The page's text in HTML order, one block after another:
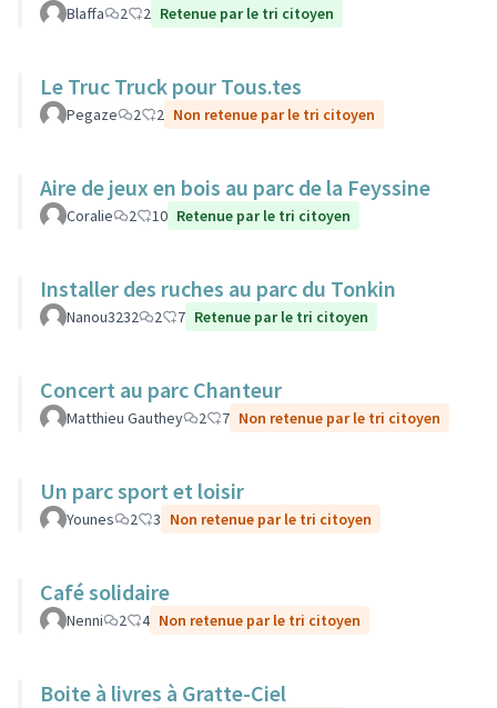
Blaffa 2 2 Retenue par le tri citoyen
Le Truc Truck pour Tous.tes
Pegaze 2 2 Non retenue par le tri citoyen
Aire de jeux en bois au parc de la Feyssine
Coralie 2 10 Retenue par le tri citoyen
Installer des ruches au parc du Tonkin
Nanou3232 2 7 Retenue par le tri citoyen
Concert au parc Chanteur
Matthieu Gauthey 2 7 Non retenue par le tri citoyen
Un parc sport et loisir
Younes 2 3 Non retenue par le tri citoyen
Café solidaire
Nenni 2 4 Non retenue par le tri citoyen
Boite à livres à Gratte-Ciel